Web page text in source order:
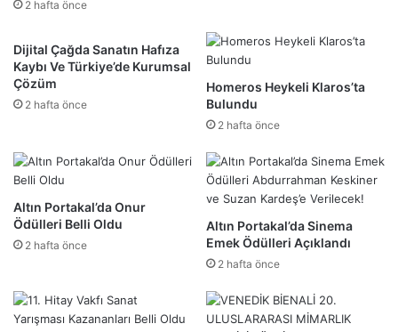
2 hafta önce
Dijital Çağda Sanatın Hafıza
Kaybı Ve Türkiye’de Kurumsal
Çözüm
2 hafta önce
Homeros Heykeli Klaros’ta
Bulundu
2 hafta önce
Altın Portakal’da Onur
Ödülleri Belli Oldu
2 hafta önce
Altın Portakal’da Sinema
Emek Ödülleri Açıklandı
2 hafta önce